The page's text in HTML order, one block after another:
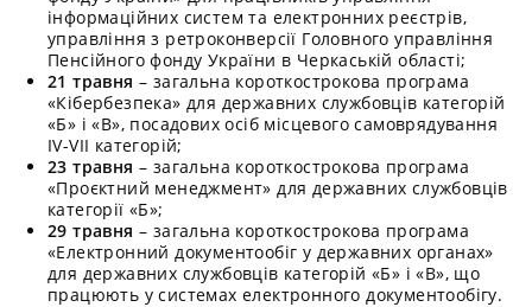
інформаційних систем та електронних реєстрів,
управління з ретроконверсії Головного управління
Пенсійного фонду України в Черкаській області;
21 травня – загальна короткострокова програма
«Кібербезпека» для державних службовців категорій
«Б» і «В», посадових осіб місцевого самоврядування
IV-VII категорій;
23 травня – загальна короткострокова програма
«Проєктний менеджмент» для державних службовців
категорії «Б»;
29 травня – загальна короткострокова програма
«Електронний документообіг у державних органах»
для державних службовців категорій «Б» і «В», що
працюють у системах електронного документообігу.